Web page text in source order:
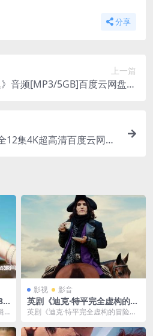
分享
上一篇
》音频[MP3/5GB]百度云网盘下
12集4K超高清百度云网盘
/
影视 影音
英剧《迪克·特平完全虚构的冒
险》全集4K[MKV/37GB]云网
英剧《迪克·特平完全虚构的冒险》
K超高...